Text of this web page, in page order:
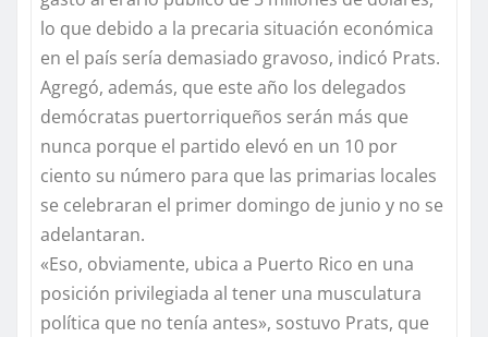
lo que debido a la precaria situación económica
en el país sería demasiado gravoso, indicó Prats.
Agregó, además, que este año los delegados
demócratas puertorriqueños serán más que
nunca porque el partido elevó en un 10 por
ciento su número para que las primarias locales
se celebraran el primer domingo de junio y no se
adelantaran.
«Eso, obviamente, ubica a Puerto Rico en una
posición privilegiada al tener una musculatura
política que no tenía antes», sostuvo Prats, que